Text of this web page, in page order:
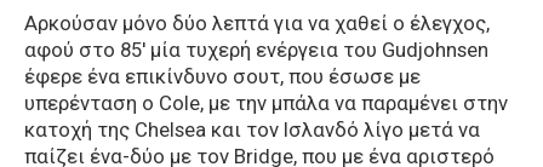
Αρκούσαν μόνο δύο λεπτά για να χαθεί ο έλεγχος,
αφού στο 85′ μία τυχερή ενέργεια του Gudjohnsen
έφερε ένα επικίνδυνο σουτ, που έσωσε με
υπερένταση ο Cole, με την μπάλα να παραμένει στην
κατοχή της Chelsea και τον Ισλανδό λίγο μετά να
παίζει ένα-δύο με τον Bridge, που με ένα αριστερό